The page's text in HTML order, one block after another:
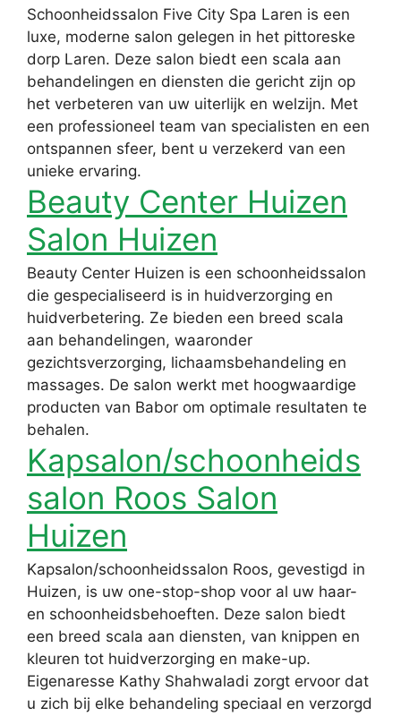
Schoonheidssalon Five City Spa Laren is een
luxe, moderne salon gelegen in het pittoreske
dorp Laren. Deze salon biedt een scala aan
behandelingen en diensten die gericht zijn op
het verbeteren van uw uiterlijk en welzijn. Met
een professioneel team van specialisten en een
ontspannen sfeer, bent u verzekerd van een
unieke ervaring.
Beauty Center Huizen
Salon Huizen
Beauty Center Huizen is een schoonheidssalon
die gespecialiseerd is in huidverzorging en
huidverbetering. Ze bieden een breed scala
aan behandelingen, waaronder
gezichtsverzorging, lichaamsbehandeling en
massages. De salon werkt met hoogwaardige
producten van Babor om optimale resultaten te
behalen.
Kapsalon/schoonheids
salon Roos Salon
Huizen
Kapsalon/schoonheidssalon Roos, gevestigd in
Huizen, is uw one-stop-shop voor al uw haar-
en schoonheidsbehoeften. Deze salon biedt
een breed scala aan diensten, van knippen en
kleuren tot huidverzorging en make-up.
Eigenaresse Kathy Shahwaladi zorgt ervoor dat
u zich bij elke behandeling speciaal en verzorgd